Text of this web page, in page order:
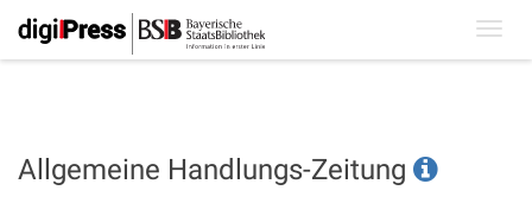
Allgemeine Handlungs-Zeitung